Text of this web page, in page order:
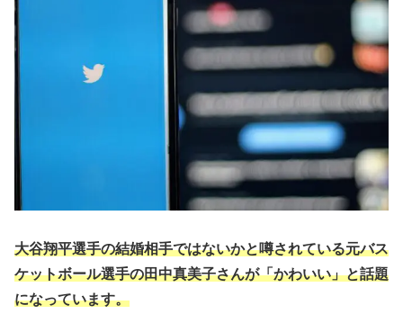
大谷翔平選手の結婚相手ではないかと噂されている元バス
ケットボール選手の田中真美子さんが「かわいい」と話題
になっています。